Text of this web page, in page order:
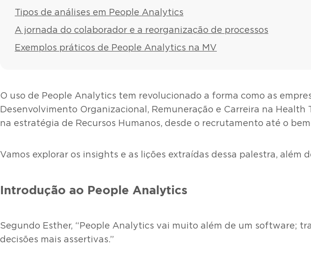
Tipos de análises em People Analytics
A jornada do colaborador e a reorganização de processos
Exemplos práticos de People Analytics na MV
O uso de People Analytics tem revolucionado a forma como as
Desenvolvimento Organizacional, Remuneração e Carreira na
na estratégia de Recursos Humanos, desde o recrutamento até o
Vamos explorar os insights e as lições extraídas dessa palestra,
Introdução ao People Analytics
Segundo Esther, “People Analytics vai muito além de um software;
decisões mais assertivas.”